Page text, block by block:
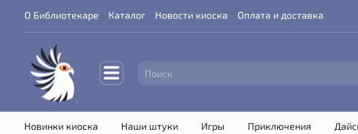
О Библиотекаре Каталог Новости киоска Оплата и доставка
Новинки киоска Наши штуки Игры Приключения